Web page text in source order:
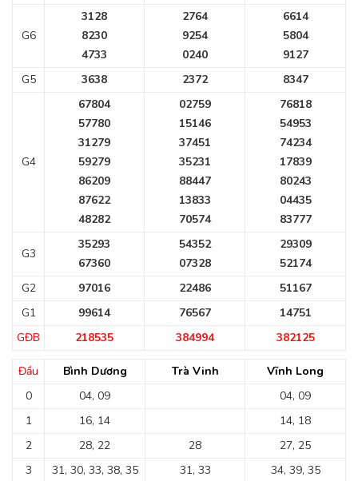
G6
3128
8230
4733
2764
9254
0240
6614
5804
9127
G5
3638 2372 8347
G4
67804
57780
31279
59279
86209
87622
48282
02759
15146
37451
35231
88447
13833
70574
76818
54953
74234
17839
80243
04435
83777
G3
35293
67360
54352
07328
29309
52174
G2
97016 22486
51167
G1
99614 76567
14751
GĐB
218535 384994 382125
Đầu Bình Dương Trà Vinh
Vĩnh Long
0
04, 09
04, 09
1
16, 14
14, 18
2
28, 22 28
27, 25
3
31, 30, 33, 38, 35 31, 33
34, 39, 35